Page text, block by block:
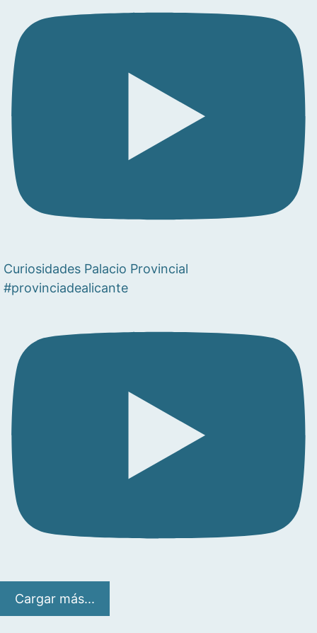
Curiosidades Palacio Provincial
#provinciadealicante
Cargar más...